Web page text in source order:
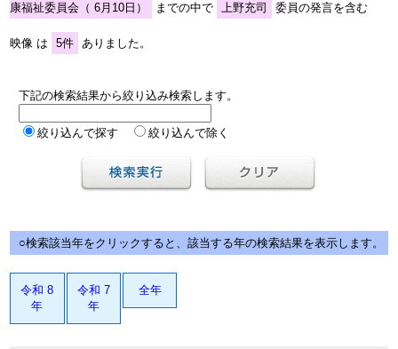
康福祉委員会（ 6月10日） までの中で 上野充司 委員の発言を含む
映像 は 5件 ありました。
下記の検索結果から絞り込み検索します。
絞り込んで探す 絞り込んで除く
○検索該当年をクリックすると、該当する年の検索結果を表示します。
令和 8
年
令和 7
年
全年